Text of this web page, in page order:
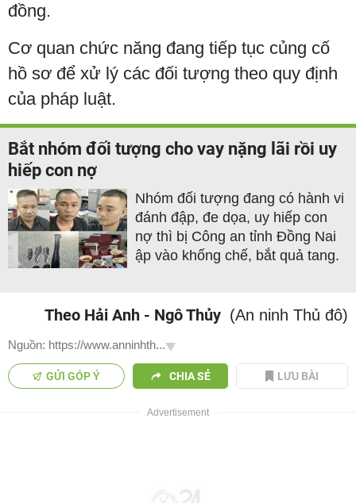
đồng.
Cơ quan chức năng đang tiếp tục củng cố
hồ sơ để xử lý các đối tượng theo quy định
của pháp luật.
Bắt nhóm đối tượng cho vay nặng lãi rồi uy
hiếp con nợ
Nhóm đối tượng đang có hành vi
đánh đập, đe dọa, uy hiếp con
nợ thì bị Công an tỉnh Đồng Nai
ập vào khống chế, bắt quả tang.
Theo Hải Anh - Ngô Thủy (An ninh Thủ đô)
Nguồn: https://www.anninhth...
GỬI GÓP Ý CHIA SẺ LƯU BÀI